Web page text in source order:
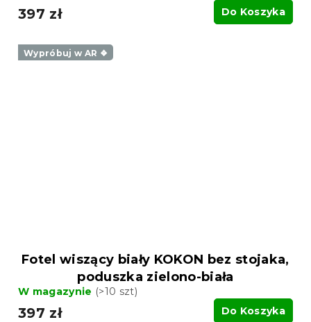
397 zł Do Koszyka
Wypróbuj w AR ❖
Fotel wiszący biały KOKON bez stojaka,
poduszka zielono-biała
W magazynie (>10 szt)
397 zł Do Koszyka